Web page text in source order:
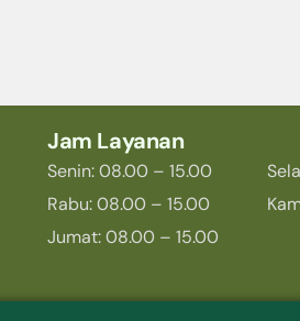
Jam Layanan
Senin: 08.00 – 15.00
Rabu: 08.00 – 15.00
Jumat: 08.00 – 15.00